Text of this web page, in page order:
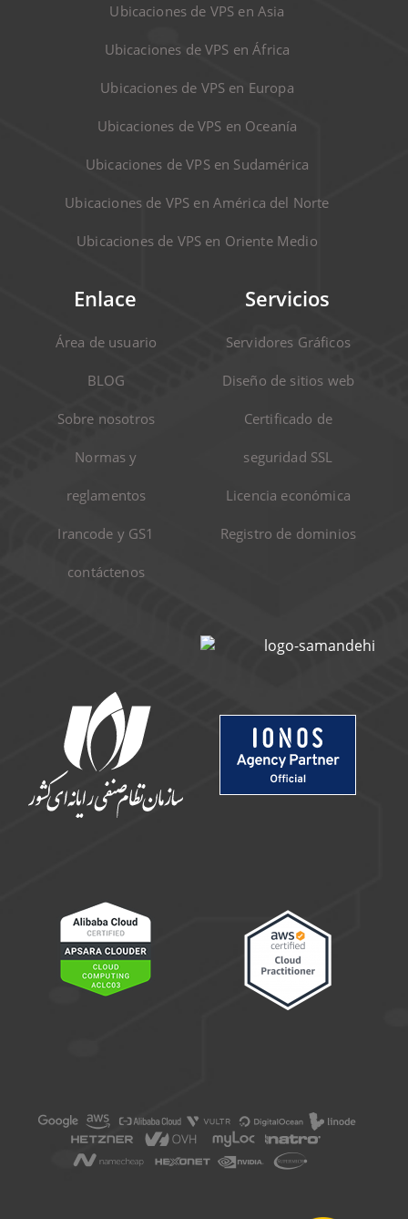
Ubicaciones de VPS en Asia
Ubicaciones de VPS en África
Ubicaciones de VPS en Europa
Ubicaciones de VPS en Oceanía
Ubicaciones de VPS en Sudamérica
Ubicaciones de VPS en América del Norte
Ubicaciones de VPS en Oriente Medio
Enlace
Área de usuario
BLOG
Sobre nosotros
Normas y
reglamentos
Irancode y GS1
contáctenos
Servicios
Servidores Gráficos
Diseño de sitios web
Certificado de
seguridad SSL
Licencia económica
Registro de dominios